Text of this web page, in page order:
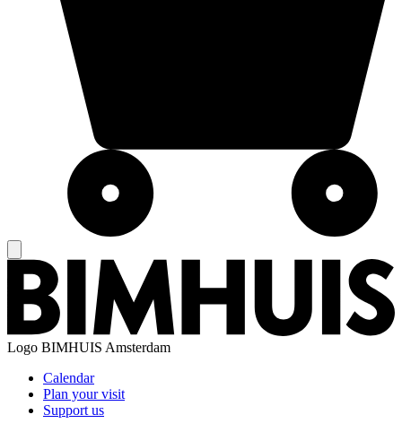
Logo BIMHUIS Amsterdam
Calendar
Plan your visit
Support us